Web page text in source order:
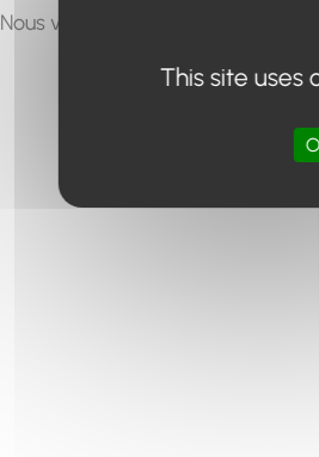
Nous vous invitons à utiliser le
This site